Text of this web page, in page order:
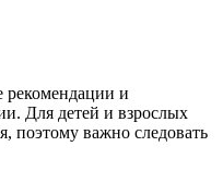
рекомендации и
Для детей и взрослых
поэтому важно следовать